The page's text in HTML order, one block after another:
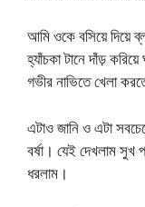
আমি ওকে বসিয়ে দিয়ে
হ্যাঁচকা টানে দাঁড়
গভীর নাভিতে খেলা
এটাও জানি ও এটা
বর্ষা। যেই দেখলাম সুখ
ধরলাম।